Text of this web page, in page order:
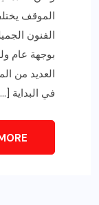
الموقف
الفنون
بوجهة عام
العديد من
في البداية